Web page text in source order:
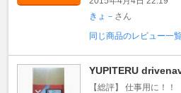
きょ－ さん
同じ商品のレビュー一
YUPITERU
【総評】 仕事用に！